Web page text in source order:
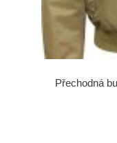
Přechodná